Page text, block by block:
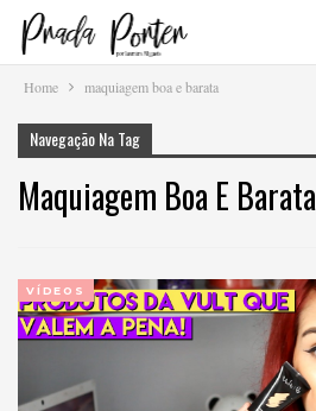
Home maquiagem boa e barata
Navegação Na Tag
Maquiagem Boa E Barata
VÍDEOS